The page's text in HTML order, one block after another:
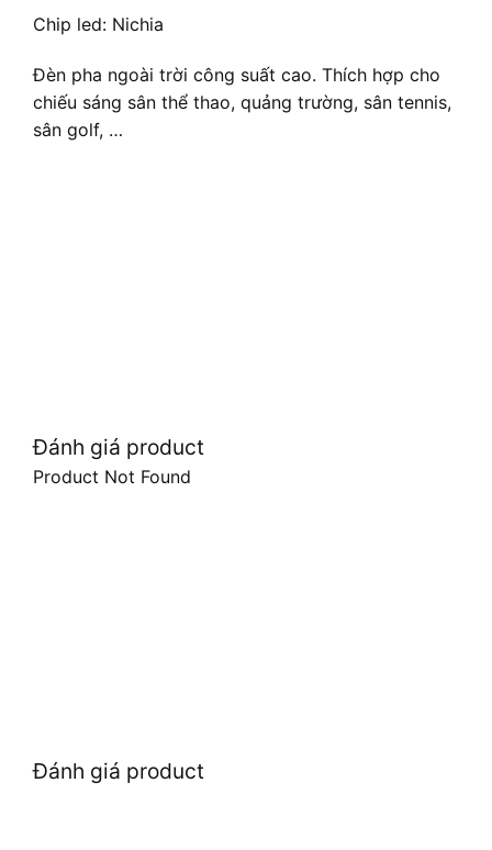
Chip led: Nichia
Đèn pha ngoài trời công suất cao. Thích hợp cho
chiếu sáng sân thể thao, quảng trường, sân tennis,
sân golf, …
Đánh giá product
Product Not Found
Đánh giá product